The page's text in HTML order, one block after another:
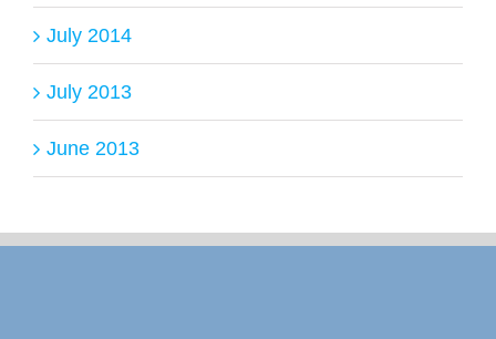
July 2014
July 2013
June 2013